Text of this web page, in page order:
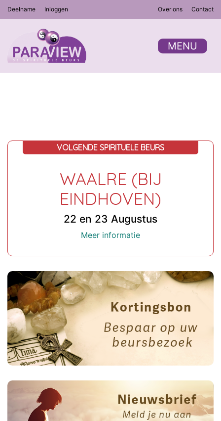
Deelname Inloggen Over ons Contact
MENU
VOLGENDE SPIRITUELE BEURS
WAALRE (BIJ
EINDHOVEN)
22 en 23 Augustus
Meer informatie